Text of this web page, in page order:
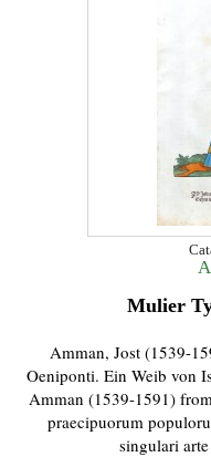
Mulier
Amman, Jost (1539-
Oeniponti. Ein Weib von
Amman (1539-1591)
praecipuorum
singulari